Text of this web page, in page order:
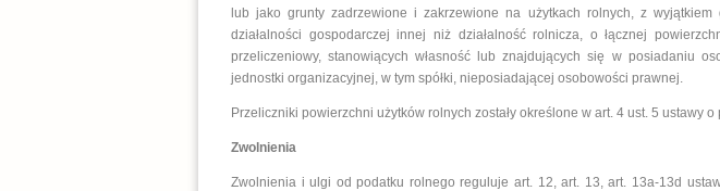
lub jako grunty zadrzewione i zakrzewione na użytkach rolnych, z wyjątkiem
działalności gospodarczej innej niż działalność rolnicza, o łącznej
przeliczeniowy, stanowiących własność lub znajdujących się w posiadaniu
jednostki organizacyjnej, w tym spółki, nieposiadającej osobowości prawnej.
Przeliczniki powierzchni użytków rolnych zostały określone w art. 4 ust. 5 ustawy
Zwolnienia
Zwolnienia i ulgi od podatku rolnego reguluje art. 12, art. 13, art. 13a-13d